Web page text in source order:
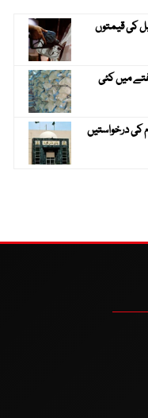
کی قیمتوں
میں کئی
کی درخواستیں